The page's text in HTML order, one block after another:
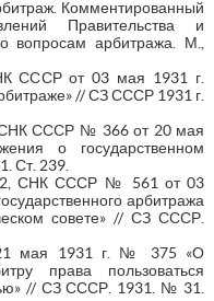
Комментированный
Правительства и
вопросам арбитража. М.,
СССР от 03 мая 1931 г.
// СЗ СССР 1931 г.
СССР № 366 от 20 мая
о государственном
Ст. 239.
СНК СССР № 561 от 03
арбитража
совете» // СЗ СССР.
мая 1931 г. № 375 «О
права пользоваться
// СЗ СССР. 1931. № 31.